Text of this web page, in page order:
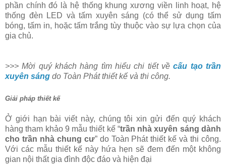
phần chính đó là hệ thống khung xương viền linh hoạt, hệ
thống đèn LED và tấm xuyên sáng (có thể sử dụng tấm
bóng, tấm in, hoặc tấm trắng tùy thuộc vào sự lựa chọn của
gia chủ.
>>> Mời quý khách hàng tìm hiểu chi tiết vềcấu tạo trần
xuyên sáng do Toàn Phát thiết kế và thi công.
Giải pháp thiết kế
Ở giới hạn bài viết này, chúng tôi xin gửi đến quý khách
hàng tham khảo 9 mẫu thiết kế “trần nhà xuyên sáng dành
cho trần nhà chung cư” do Toàn Phát thiết kế và thi công.
Với các mẫu thiết kế này hứa hẹn sẽ đem đến một không
gian nội thất gia đình độc đáo và hiện đại